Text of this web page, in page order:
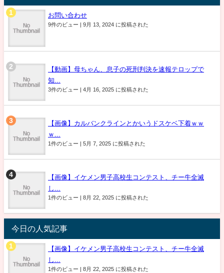
お問い合わせ
9件のビュー | 9月 13, 2024 に投稿された
【動画】母ちゃん、息子の死刑判決を速報テロップで
知...
3件のビュー | 4月 16, 2025 に投稿された
【画像】カルバンクラインとかいうドスケベ下着ｗｗ
ｗ...
1件のビュー | 5月 7, 2025 に投稿された
【画像】イケメン男子高校生コンテスト、チー牛全滅
し...
1件のビュー | 8月 22, 2025 に投稿された
今日の人気記事
【画像】イケメン男子高校生コンテスト、チー牛全滅
し...
1件のビュー | 8月 22, 2025 に投稿された